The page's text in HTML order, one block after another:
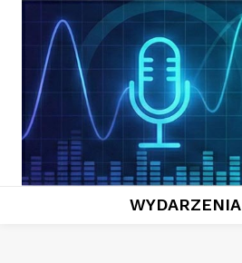
WYDARZENIA